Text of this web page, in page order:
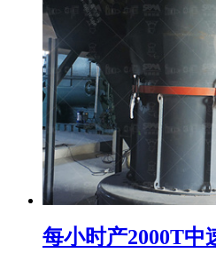
每小时产2000T中